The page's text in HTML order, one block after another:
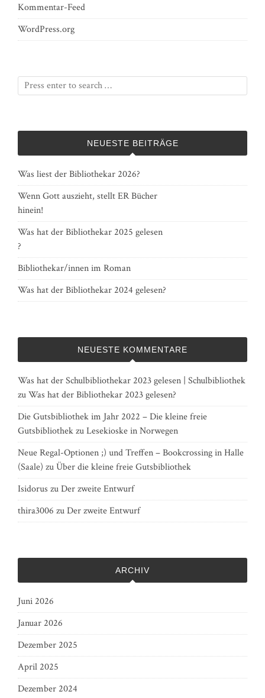
Kommentar-Feed
WordPress.org
NEUESTE BEITRÄGE
Was liest der Bibliothekar 2026?
Wenn Gott auszieht, stellt ER Bücher
hinein!
Was hat der Bibliothekar 2025 gelesen
?
Bibliothekar/innen im Roman
Was hat der Bibliothekar 2024 gelesen?
NEUESTE KOMMENTARE
Was hat der Schulbibliothekar 2023 gelesen | Schulbibliothek
zuWas hat der Bibliothekar 2023 gelesen?
Die Gutsbibliothek im Jahr 2022 – Die kleine freie
GutsbibliothekzuLesekioske in Norwegen
Neue Regal-Optionen ;) und Treffen – Bookcrossing in Halle
(Saale) zuÜber die kleine freie Gutsbibliothek
Isidorus zuDer zweite Entwurf
thira3006 zuDer zweite Entwurf
ARCHIV
Juni 2026
Januar 2026
Dezember 2025
April 2025
Dezember 2024